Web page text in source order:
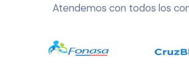
Atendemos con todos los